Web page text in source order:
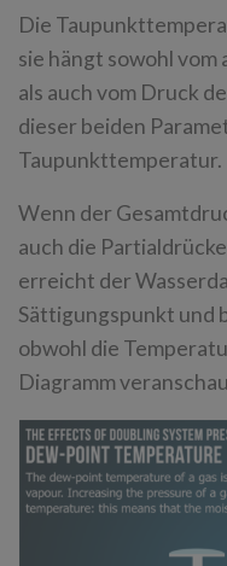
Die
sie hängt sowohl
als auch vom Druck
dieser beiden
Taupunkttemperatur.
Wenn der
auch die
erreicht der
Sättigungspunkt und
obwohl die
Diagramm